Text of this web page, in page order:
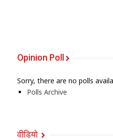
Opinion Poll
Sorry, there are no polls
Polls Archive
वीडियो